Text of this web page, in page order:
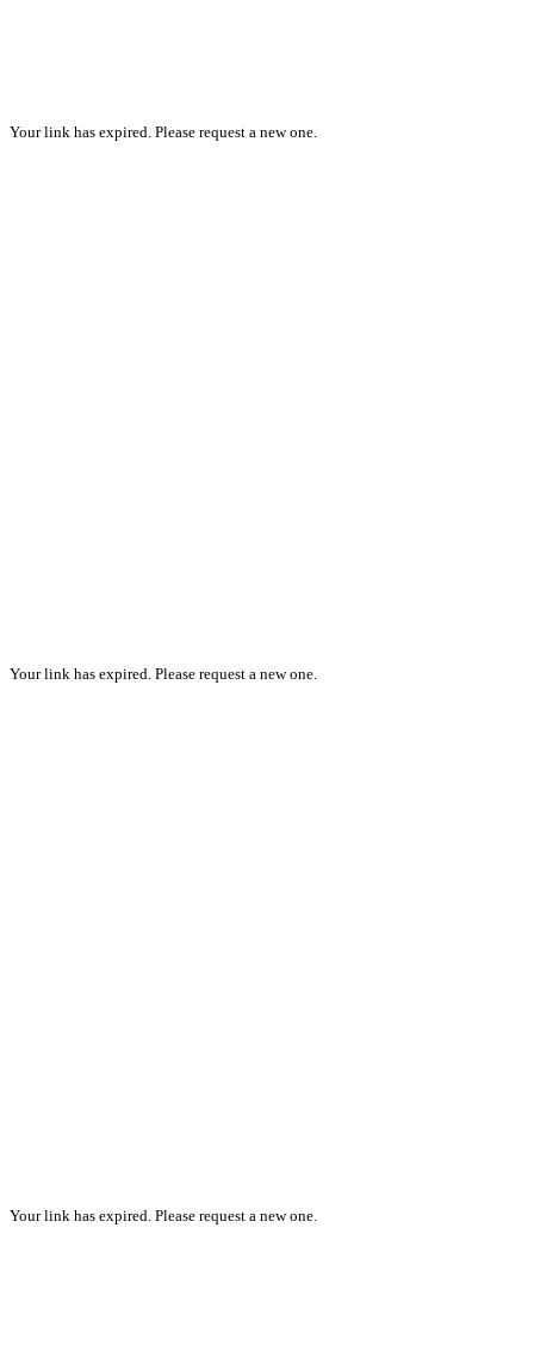
Your link has expired. Please request a new one.
Your link has expired. Please request a new one.
Your link has expired. Please request a new one.